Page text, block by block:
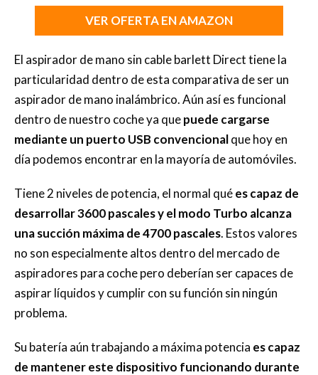
VER OFERTA EN AMAZON
El aspirador de mano sin cable barlett Direct tiene la
particularidad dentro de esta comparativa de ser un
aspirador de mano inalámbrico. Aún así es funcional
dentro de nuestro coche ya quepuede cargarse
mediante un puerto USB convencionalque hoy en
día podemos encontrar en la mayoría de automóviles.
Tiene 2 niveles de potencia, el normal quées capaz de
desarrollar 3600 pascales y el modo Turbo alcanza
una succión máxima de 4700 pascales. Estos valores
no son especialmente altos dentro del mercado de
aspiradores para coche pero deberían ser capaces de
aspirar líquidos y cumplir con su función sin ningún
problema.
Su batería aún trabajando a máxima potencia es capaz
de mantener este dispositivo funcionando durante